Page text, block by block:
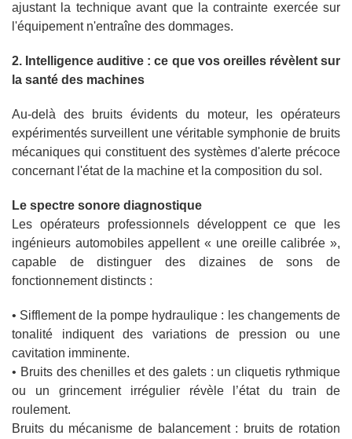
ajustant la technique avant que la contrainte exercée sur
l'équipement n'entraîne des dommages.
2. Intelligence auditive : ce que vos oreilles révèlent sur
la santé des machines
Au-delà des bruits évidents du moteur, les opérateurs
expérimentés surveillent une véritable symphonie de bruits
mécaniques qui constituent des systèmes d'alerte précoce
concernant l'état de la machine et la composition du sol.
Le spectre sonore diagnostique
Les opérateurs professionnels développent ce que les
ingénieurs automobiles appellent « une oreille calibrée »,
capable de distinguer des dizaines de sons de
fonctionnement distincts :
• Sifflement de la pompe hydraulique : les changements de
tonalité indiquent des variations de pression ou une
cavitation imminente.
• Bruits des chenilles et des galets : un cliquetis rythmique
ou un grincement irrégulier révèle l’état du train de
roulement.
Bruits du mécanisme de balancement : bruits de rotation